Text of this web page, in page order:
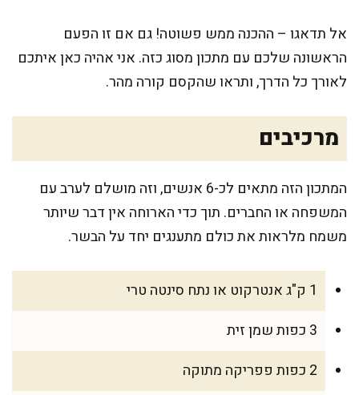
אל תדאגו – ההכנה ממש פשוטה! גם אם זו הפעם
הראשונה שלכם עם מתכון מסוג כזה. אני אהיה כאן איתכם
לאורך כל הדרך, ותראו שהקסם קורה מהר.
מרכיבים
המתכון הזה מתאים לכ-6 אנשים, וזה מושלם לערב עם
המשפחה או החברים. תוך כדי הארוחה אין דבר שיותר
משמח מלראות את כולם מתענגים יחד על הבשר.
1 ק"ג אנטרקוט או נתח סינטה טרי
3 כפות שמן זית
2 כפות פפריקה מתוקה